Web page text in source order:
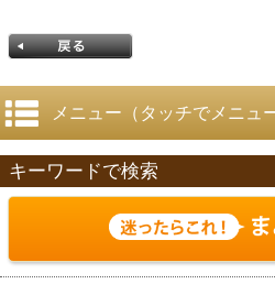
戻る
メニュー（タッチでメニュ
キーワードで検索